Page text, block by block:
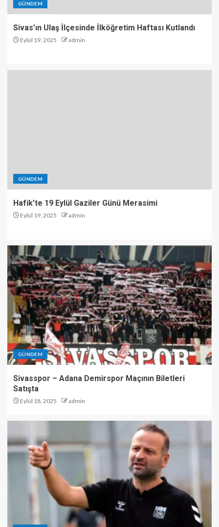
GÜNDEM
Sivas’ın Ulaş İlçesinde İlköğretim Haftası Kutlandı
Eylül 19, 2025 admin
GÜNDEM
Hafik’te 19 Eylül Gaziler Günü Merasimi
Eylül 19, 2025 admin
GÜNDEM
Sivasspor – Adana Demirspor Maçının Biletleri
Satışta
Eylül 18, 2025 admin